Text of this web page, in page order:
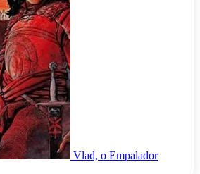
Vlad, o Empalador